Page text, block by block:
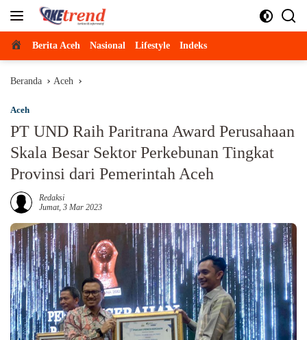
Beranda
Berita Aceh Nasional Lifestyle Indeks
Beranda Aceh
Aceh
PT UND Raih Paritrana Award Perusahaan
Skala Besar Sektor Perkebunan Tingkat
Provinsi dari Pemerintah Aceh
Redaksi
Jumat, 3 Mar 2023